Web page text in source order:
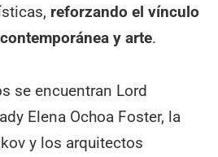
reforzando el vínculo
y arte.
se encuentran Lord
Elena Ochoa Foster, la
y los arquitectos